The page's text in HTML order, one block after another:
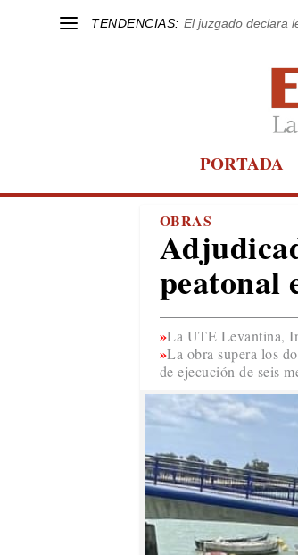
TENDENCIAS: El juzgado declara
PORTADA
OBRAS
peatonal
La UTE Levantina,
La obra supera los
de ejecución de seis